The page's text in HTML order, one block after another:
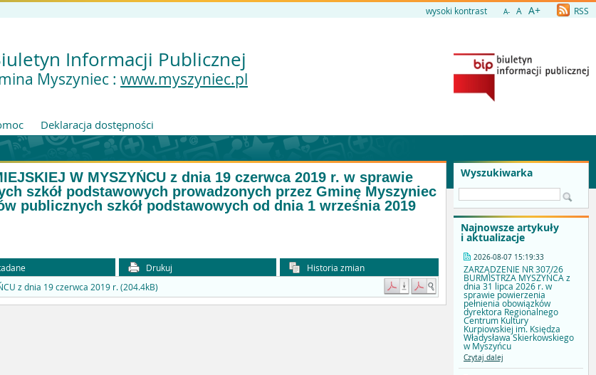
wysoki kontrast A- A A+ RSS
Informacji Publicznej
Myszyniec : www.myszyniec.pl
Deklaracja dostępności
Wyszukiwarka
Najnowsze artykuły
i aktualizacje
2026-08-07 15:19:33
ZARZĄDZENIE NR 307/26
BURMISTRZA MYSZYŃCA z
dnia 31 lipca 2026 r. w
sprawie powierzenia
pełnienia obowiązków
dyrektora Regionalnego
Centrum Kultury
Kurpiowskiej im. Księdza
Władysława Skierkowskiego
w Myszyńcu
Czytaj dalej
W MYSZYŃCU z dnia 19 czerwca 2019 r. w sprawie
szkół podstawowych prowadzonych przez Gminę Myszyniec
publicznych szkół podstawowych od dnia 1 września 2019
Drukuj
Historia zmian
z dnia 19 czerwca 2019 r. (204.4kB)